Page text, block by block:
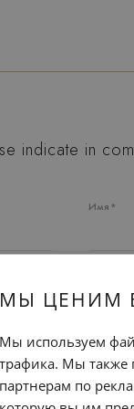
indicate in
Имя*
МЫ ЦЕНИМ
Мы используем
трафика. Мы также
партнерам по